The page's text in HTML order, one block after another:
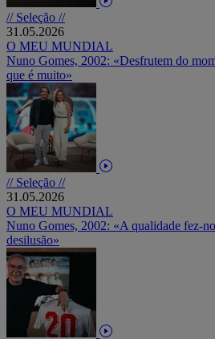
// Seleção //
31.05.2026
O MEU MUNDIAL
Nuno Gomes, 2002: «Desfrutem do
que é muito»
// Seleção //
31.05.2026
O MEU MUNDIAL
Nuno Gomes, 2002: «A qualidade fez-
desilusão»